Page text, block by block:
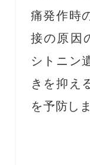
痛発作時
接の原因
シトニン
きを抑え
を予防し